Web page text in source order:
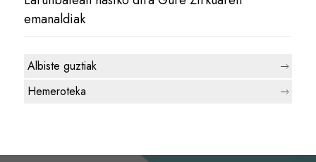
emanaldiak
Albiste guztiak
Hemeroteka